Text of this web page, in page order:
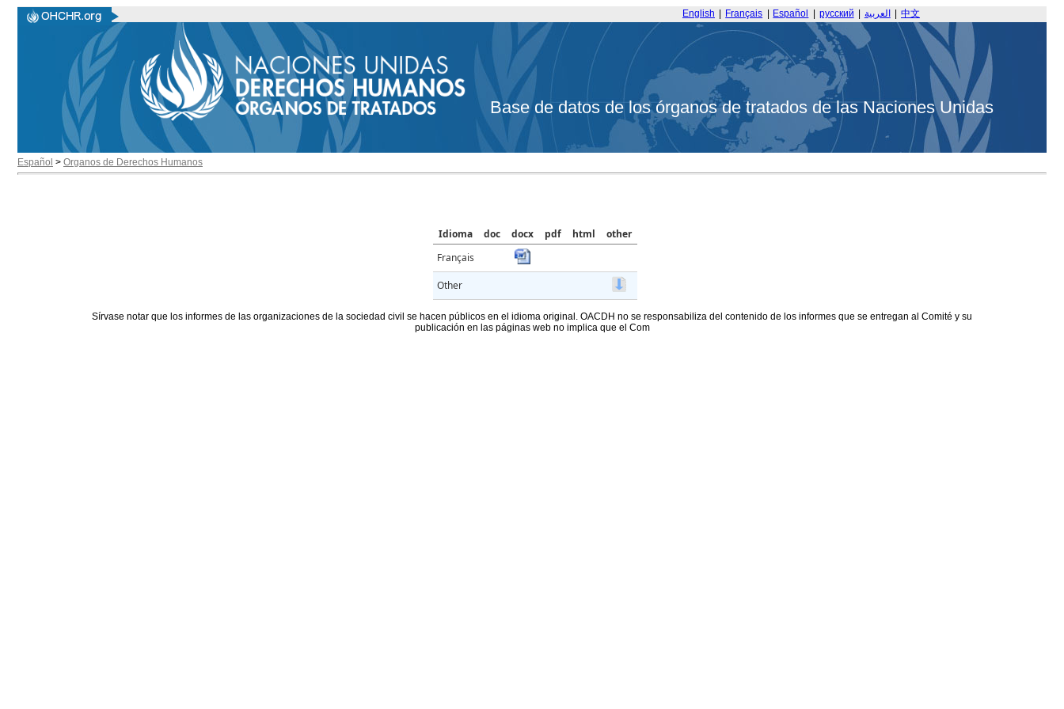
English Français Español русский العربية 中文
Base de datos de los órganos de tratados de las Naciones Unidas
Español > Organos de Derechos Humanos
Idioma doc docx pdf html
other
Français
Other
Sírvase notar que los informes de las organizaciones de la sociedad civil se hacen públicos en el idioma original. OACDH no se responsabiliza del contenido de los informes que se entregan al Comité y su
publicación en las páginas web no implica que el Com